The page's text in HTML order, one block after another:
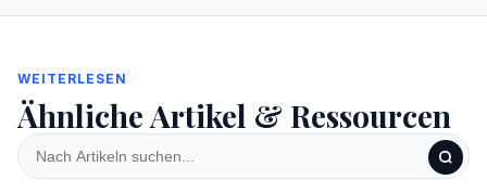
WEITERLESEN
Ähnliche Artikel & Ressourcen